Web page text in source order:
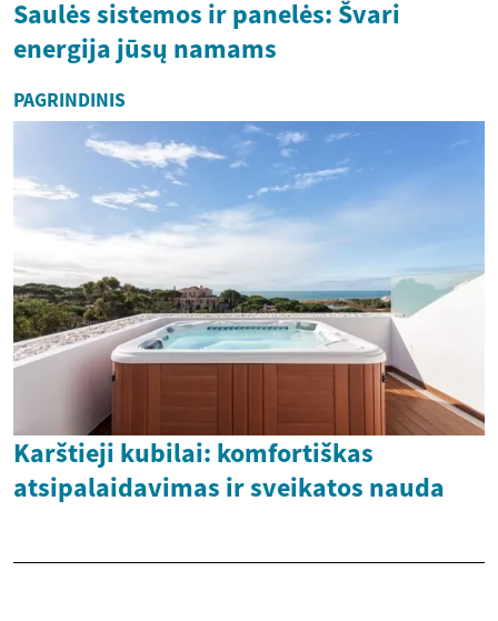
Saulės sistemos ir panelės: Švari
energija jūsų namams
PAGRINDINIS
Karštieji kubilai: komfortiškas
atsipalaidavimas ir sveikatos nauda